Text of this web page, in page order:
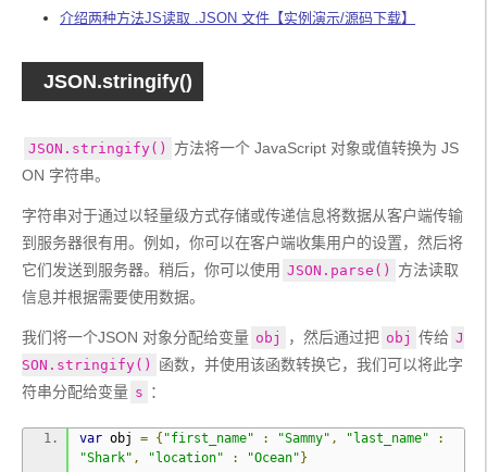
介绍两种方法JS读取 .JSON 文件【实例演示/源码下载】
JSON.stringify()
JSON.stringify()
方法将一个 JavaScript 对象或值转换为 JS
ON 字符串。
字符串对于通过以轻量级方式存储或传递信息将数据从客户端传输
到服务器很有用。例如，你可以在客户端收集用户的设置，然后将
它们发送到服务器。稍后，你可以使用 JSON.parse()
方法读取
信息并根据需要使用数据。
我们将一个JSON 对象分配给变量 obj ，然后通过把 obj 传给 J
SON.stringify()
函数，并使用该函数转换它，我们可以将此字
符串分配给变量 s ：
var obj = { "first_name" : "Sammy" , "last_name"
:
"Shark" , "location" : "Ocean" }